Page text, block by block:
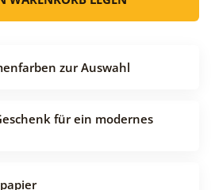
zur Auswahl
für ein modernes